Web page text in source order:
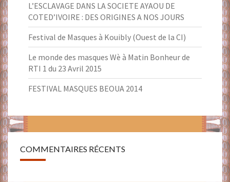
L’ESCLAVAGE DANS LA SOCIETE AYAOU DE
COTED’IVOIRE : DES ORIGINES A NOS JOURS
Festival de Masques à Kouibly (Ouest de la CI)
Le monde des masques Wè à Matin Bonheur de
RTI 1 du 23 Avril 2015
FESTIVAL MASQUES BEOUA 2014
COMMENTAIRES RÉCENTS